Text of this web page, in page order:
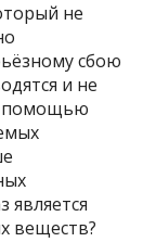
не
сбою
и не
помощью
является
веществ?